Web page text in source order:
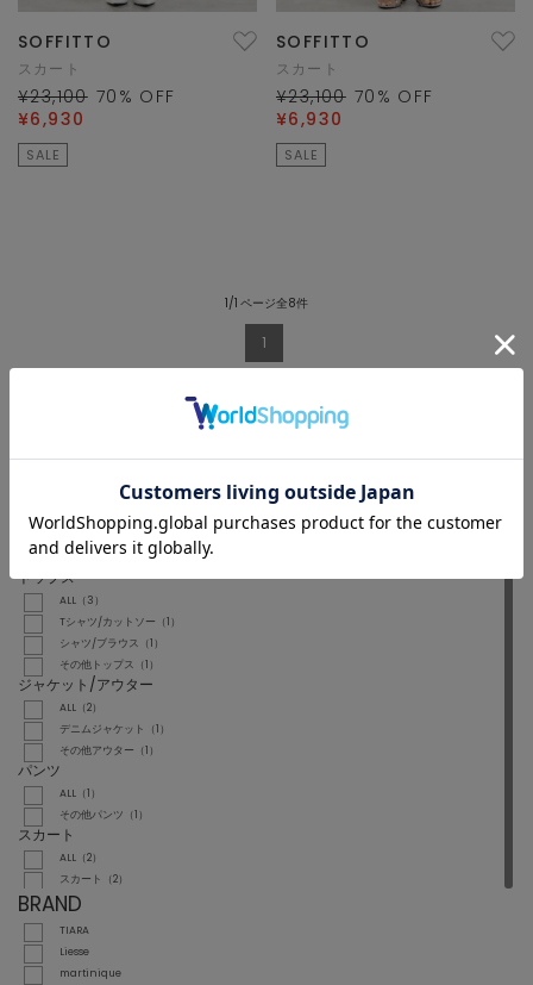
SOFFITTO
スカート
¥23,100 70 % OFF
¥6,930
SALE
SOFFITTO
スカート
¥23,100 70 % OFF
¥6,930
SALE
1/1 ページ全8件
1
性別
ALL
CATEGORY
トップス
ALL（3）
Tシャツ/カットソー（1）
シャツ/ブラウス（1）
その他トップス（1）
ジャケット/アウター
ALL（2）
デニムジャケット（1）
その他アウター（1）
パンツ
ALL（1）
その他パンツ（1）
スカート
ALL（2）
スカート（2）
BRAND
TIARA
Liesse
martinique